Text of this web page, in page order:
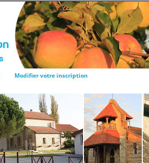
Modifier votre inscription